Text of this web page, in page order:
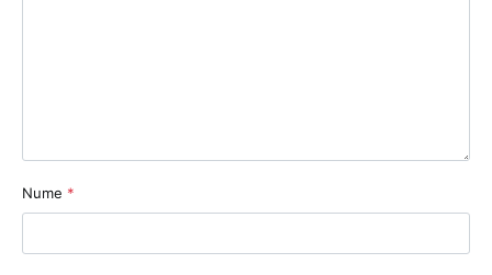
Nume *